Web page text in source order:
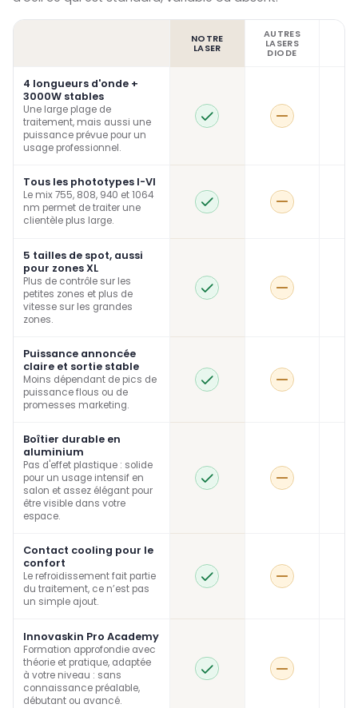
NOTRE
LASER
AUTRES
LASERS
DIODE
4 longueurs d'onde +
3000W stables
Une large plage de
traitement, mais aussi une
puissance prévue pour un
usage professionnel.
Tous les phototypes I-VI
Le mix 755, 808, 940 et 1064
nm permet de traiter une
clientèle plus large.
5 tailles de spot, aussi
pour zones XL
Plus de contrôle sur les
petites zones et plus de
vitesse sur les grandes
zones.
Puissance annoncée
claire et sortie stable
Moins dépendant de pics de
puissance flous ou de
promesses marketing.
Boîtier durable en
aluminium
Pas d'effet plastique : solide
pour un usage intensif en
salon et assez élégant pour
être visible dans votre
espace.
Contact cooling pour le
confort
Le refroidissement fait partie
du traitement, ce n’est pas
un simple ajout.
Innovaskin Pro Academy
Formation approfondie avec
théorie et pratique, adaptée
à votre niveau : sans
connaissance préalable,
débutant ou avancé.